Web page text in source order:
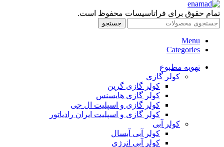
تمام حقوق برای فراتاسیسات محفوظ است.
جستجو
Menu
Categories
تهویه مطبوع
کولر گازی
کولر گازی گرین
کولر گازی هایسنس
کولر گازی و اسپلیت ال جی
کولر گازی و اسپلیت ایران رادیاتور
کولر آبی
کولر آبی آبسال
کولر آبی انرژی